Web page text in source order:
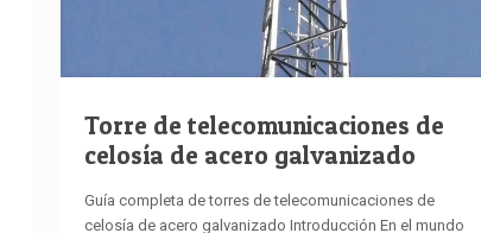
Torre de telecomunicaciones de
celosía de acero galvanizado
Guía completa de torres de telecomunicaciones de
celosía de acero galvanizado Introducción En el mundo